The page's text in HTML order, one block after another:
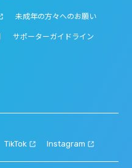
未成年の方々へのお願い
サポーターガイドライン
TikTok Instagram